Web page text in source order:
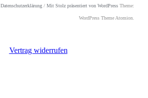
Datenschutzerklärung / Mit Stolz präsentiert von WordPress Theme:
WordPress Theme Atomion.
Vertrag widerrufen